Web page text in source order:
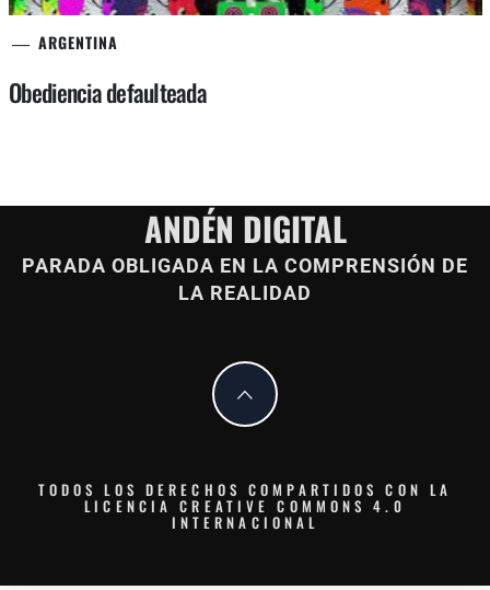
ARGENTINA
Obediencia defaulteada
ANDÉN DIGITAL
PARADA OBLIGADA EN LA COMPRENSIÓN DE
LA REALIDAD
TODOS LOS DERECHOS COMPARTIDOS CON LA
LICENCIA CREATIVE COMMONS 4.0
INTERNACIONAL